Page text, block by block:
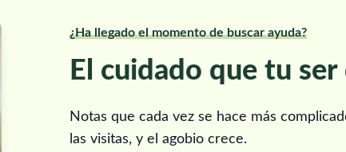
¿Ha llegado el momento de buscar ayuda?
El cuidado que tu
Notas que cada vez se hace más
las visitas, y el agobio crece.